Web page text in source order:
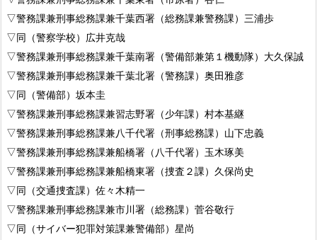
▽警務課兼刑事総務課兼千葉西署（総務課兼警務課）三浦歩
▽同（警察学校）広井克哉
▽警務課兼刑事総務課兼千葉南署（警備部兼第１機動隊）大久保誠
▽警務課兼刑事総務課兼千葉北署（警務課）奥田雅彦
▽同（警備部）坂本圭
▽警務課兼刑事総務課兼習志野署（少年課）村本基継
▽警務課兼刑事総務課兼八千代署（刑事総務課）山下忠義
▽警務課兼刑事総務課兼船橋署（八千代署）玉木琢美
▽警務課兼刑事総務課兼船橋東署（捜査２課）久保尚史
▽同（交通捜査課）佐々木精一
▽警務課兼刑事総務課兼市川署（総務課）菅谷敬行
▽同（サイバー犯罪対策課兼警備部）星尚